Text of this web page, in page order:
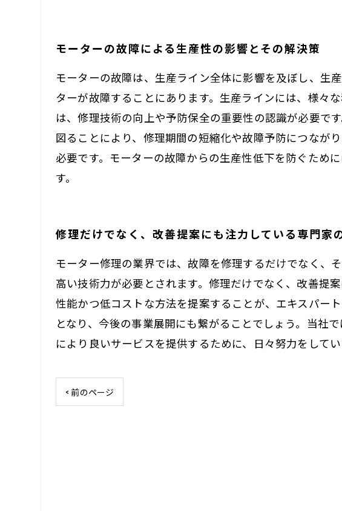
モーターの故障による生産性の影響とその解決策
モーターの故障は、生産ライン全体に影響を及ぼし、生
ターが故障することにあります。生産ラインには、様々
は、修理技術の向上や予防保全の重要性の認識が必要で
図ることにより、修理期間の短縮化や故障予防につなが
必要です。モーターの故障からの生産性低下を防ぐため
す。
修理だけでなく、改善提案にも注力している専門家
モーター修理の業界では、故障を修理するだけでなく、
高い技術力が必要とされます。修理だけでなく、改善提
性能かつ低コストな方法を提案することが、エキスパー
となり、今後の事業展開にも繋がることでしょう。当社
により良いサービスを提供するために、日々努力をしてい
< 前のページ